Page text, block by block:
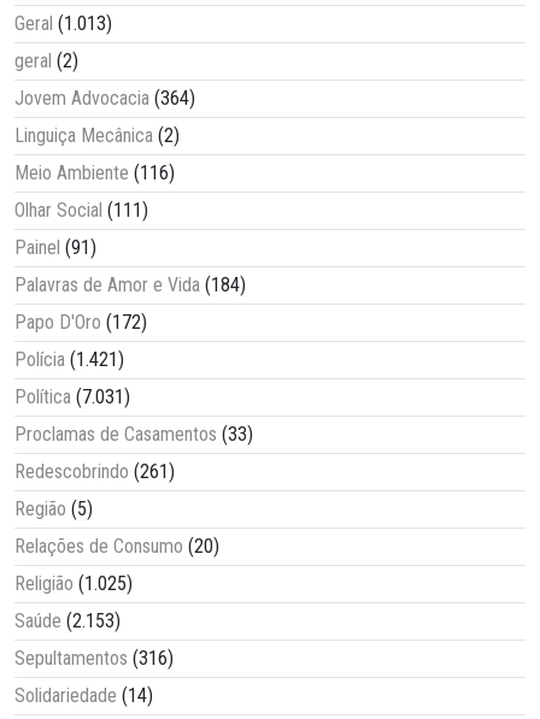
Geral (1.013)
geral (2)
Jovem Advocacia (364)
Linguiça Mecânica (2)
Meio Ambiente (116)
Olhar Social (111)
Painel (91)
Palavras de Amor e Vida (184)
Papo D'Oro (172)
Polícia (1.421)
Política (7.031)
Proclamas de Casamentos (33)
Redescobrindo (261)
Região (5)
Relações de Consumo (20)
Religião (1.025)
Saúde (2.153)
Sepultamentos (316)
Solidariedade (14)